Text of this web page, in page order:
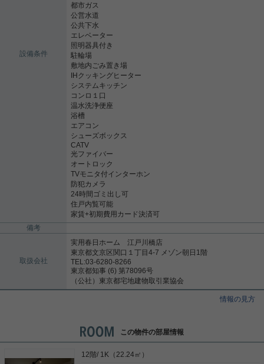
設備条件
都市ガス
公営水道
公共下水
エレベーター
照明器具付き
駐輪場
敷地内ごみ置き場
IHクッキングヒーター
システムキッチン
コンロ１口
温水洗浄便座
浴槽
エアコン
シューズボックス
CATV
光ファイバー
オートロック
TVモニタ付インターホン
防犯カメラ
24時間ゴミ出し可
住戸内覧可能
家賃+初期費用カード決済可
備考
取扱会社
実用春日ホーム 江戸川橋店
東京都文京区関口１丁目4-7 メゾン朝日1階
TEL:03-6280-8266
東京都知事 (6) 第78096号
（公社）東京都宅地建物取引業協会
情報の見方
この物件の部屋情報
12階/ 1K（22.24㎡）